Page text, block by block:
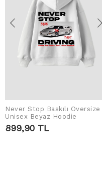
ADD TO CART
Never Stop Baskılı Oversize
Unisex Beyaz Hoodie
899,90 TL